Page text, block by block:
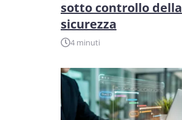
sotto controllo della
sicurezza
4 minuti